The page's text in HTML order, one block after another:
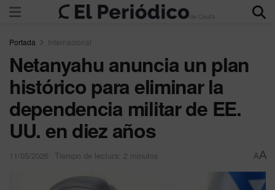
Portada Internacional
Netanyahu anuncia un plan
histórico para eliminar la
dependencia militar de EE.
UU. en diez años
11/05/2026 Tiempo de lectura: 2 minutos AA